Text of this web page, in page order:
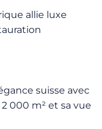
allie luxe
suisse avec
000 m² et sa vue